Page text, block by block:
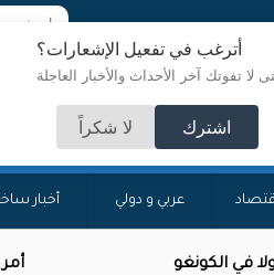
أترغب في تفعيل الإشعارات؟
لا تفوتك آخر الأحداث والأخبار العاجلة
اشترك لا شكراً
عربي و دولي أخبار
في الكونغو